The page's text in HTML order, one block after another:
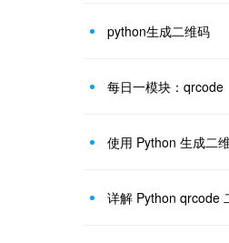
python生成二维码
每日一模块：qrcode
使用 Python 生成二
详解 Python qrcode